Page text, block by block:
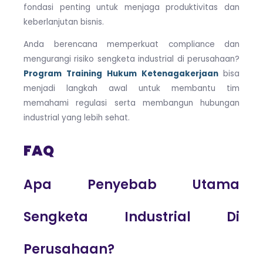
fondasi penting untuk menjaga produktivitas dan
keberlanjutan bisnis.
Anda berencana memperkuat compliance dan
mengurangi risiko sengketa industrial di perusahaan?
Program Training Hukum Ketenagakerjaan bisa
menjadi langkah awal untuk membantu tim
memahami regulasi serta membangun hubungan
industrial yang lebih sehat.
FAQ
Apa Penyebab Utama
Sengketa Industrial Di
Perusahaan?